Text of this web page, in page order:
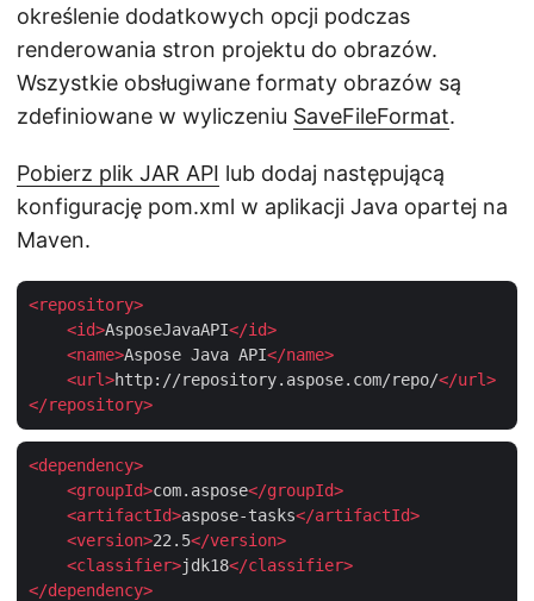
określenie dodatkowych opcji podczas
renderowania stron projektu do obrazów.
Wszystkie obsługiwane formaty obrazów są
zdefiniowane w wyliczeniu SaveFileFormat.
Pobierz plik JAR API lub dodaj następującą
konfigurację pom.xml w aplikacji Java opartej na
Maven.
<repository>
<id>AsposeJavaAPI</id>
<name>Aspose Java API</name>
<url>http://repository.aspose.com/repo/</url>
</repository>
<dependency>
<groupId>com.aspose</groupId>
<artifactId>aspose-tasks</artifactId>
<version>22.5</version>
<classifier>jdk18</classifier>
</dependency>